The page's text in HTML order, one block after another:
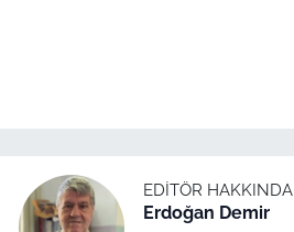
EDITÖR HAKKINDA
Erdoğan Demir
English News